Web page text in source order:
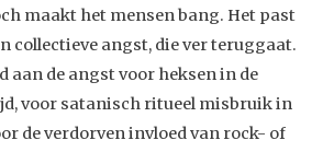
maakt het mensen bang. Het past
collectieve angst, die ver teruggaat.
aan de angst voor heksen in de
voor satanisch ritueel misbruik in
de verdorven invloed van rock- of